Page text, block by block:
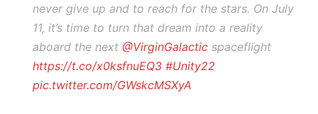
never give up and to reach for the stars. On July
11, it’s time to turn that dream into a reality
aboard the next @VirginGalactic spaceflight
https://t.co/x0ksfnuEQ3 #Unity22
pic.twitter.com/GWskcMSXyA